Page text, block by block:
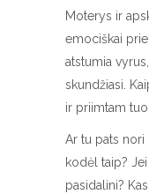
Moterys ir
emociškai
atstumia
skundžiasi.
ir priimtam
Ar tu pats nori
kodėl taip?
pasidalini?